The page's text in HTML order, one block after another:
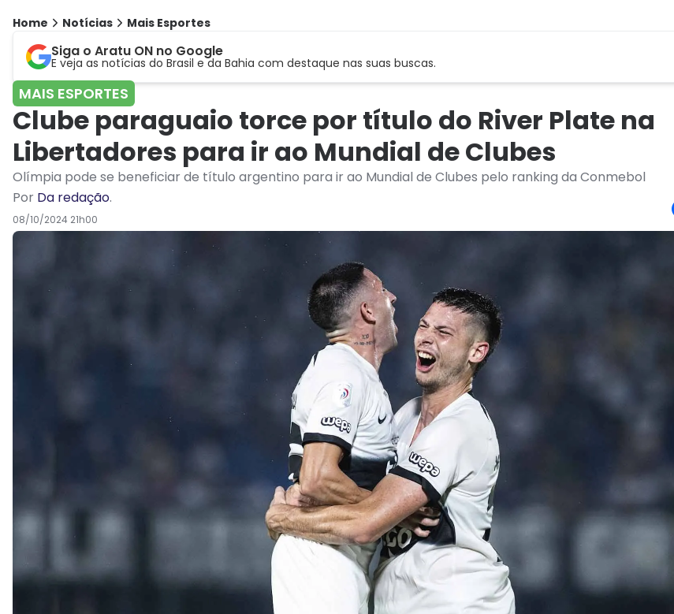
Home Notícias Mais Esportes
Siga o Aratu ON no Google
E veja as notícias do Brasil e da Bahia com destaque nas suas buscas.
MAIS ESPORTES
Clube paraguaio torce por título do River Plate na
Libertadores para ir ao Mundial de Clubes
Olímpia pode se beneficiar de título argentino para ir ao Mundial de Clubes pelo ranking da Conmebol
Por Da redação.
08/10/2024 21h00